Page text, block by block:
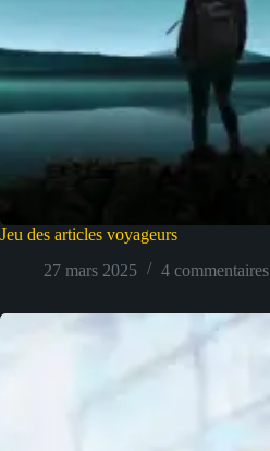
Jeu des articles voyageurs
27 mars 2025
4 commentaires